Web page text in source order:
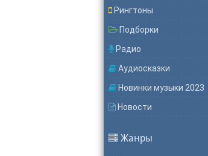
Рингтоны
Подборки
Радио
Аудиосказки
Новинки музыки 2023
Новости
Жанры